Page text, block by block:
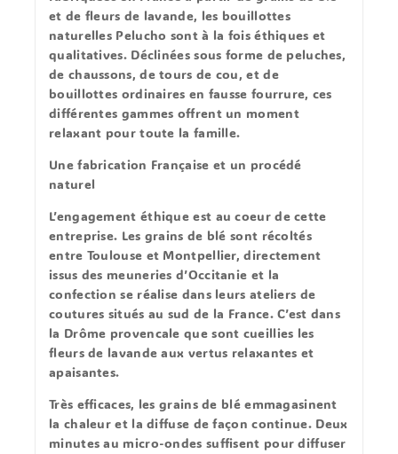
et de fleurs de lavande, les bouillottes
naturelles Pelucho sont à la fois éthiques et
qualitatives. Déclinées sous forme de peluches,
de chaussons, de tours de cou, et de
bouillottes ordinaires en fausse fourrure, ces
différentes gammes offrent un moment
relaxant pour toute la famille.
Une fabrication Française et un procédé
naturel
L’engagement éthique est au coeur de cette
entreprise. Les grains de blé sont récoltés
entre Toulouse et Montpellier, directement
issus des meuneries d’Occitanie et la
confection se réalise dans leurs ateliers de
coutures situés au sud de la France. C’est dans
la Drôme provencale que sont cueillies les
fleurs de lavande aux vertus relaxantes et
apaisantes.
Très efficaces, les grains de blé emmagasinent
la chaleur et la diffuse de façon continue. Deux
minutes au micro-ondes suffisent pour diffuser